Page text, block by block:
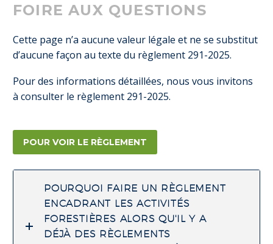
FOIRE AUX QUESTIONS
Cette page n’a aucune valeur légale et ne se substitut
d’aucune façon au texte du règlement 291-2025.
Pour des informations détaillées, nous vous invitons
à consulter le règlement 291-2025.
POUR VOIR LE RÈGLEMENT
POURQUOI FAIRE UN RÈGLEMENT
ENCADRANT LES ACTIVITÉS
FORESTIÈRES ALORS QU'IL Y A
DÉJÀ DES RÈGLEMENTS